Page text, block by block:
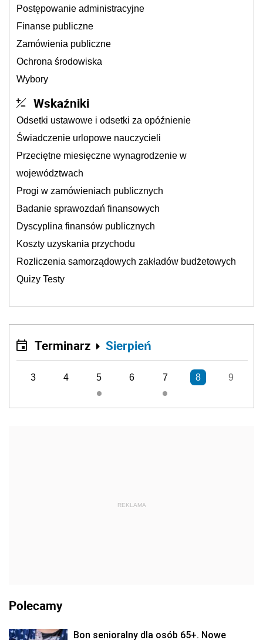
Postępowanie administracyjne
Finanse publiczne
Zamówienia publiczne
Ochrona środowiska
Wybory
Wskaźniki
Odsetki ustawowe i odsetki za opóźnienie
Świadczenie urlopowe nauczycieli
Przeciętne miesięczne wynagrodzenie w
województwach
Progi w zamówieniach publicznych
Badanie sprawozdań finansowych
Dyscyplina finansów publicznych
Koszty uzyskania przychodu
Rozliczenia samorządowych zakładów budżetowych
Quizy Testy
Terminarz Sierpień
3 4 5 6 7 8 9
REKLAMA
Polecamy
Bon senioralny dla osób 65+. Nowe